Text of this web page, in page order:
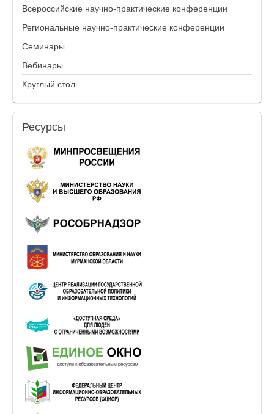
Всероссийские научно-практические конференции
Региональные научно-практические конференции
Семинары
Вебинары
Круглый стол
Ресурсы